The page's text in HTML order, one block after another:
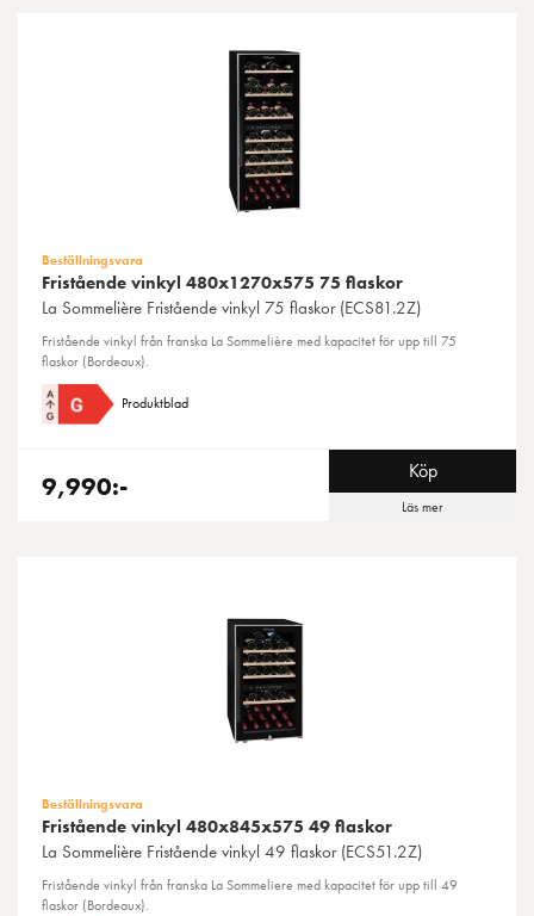
Beställningsvara
Fristående vinkyl 480x1270x575 75 flaskor
La Sommelière Fristående vinkyl 75 flaskor (ECS81.2Z)
Fristående vinkyl från franska La Sommelière med kapacitet för upp till 75
flaskor (Bordeaux).
Produktblad
9,990:- Köp
Läs mer
Beställningsvara
Fristående vinkyl 480x845x575 49 flaskor
La Sommelière Fristående vinkyl 49 flaskor (ECS51.2Z)
Fristående vinkyl från franska La Sommeliere med kapacitet för upp till 49
flaskor (Bordeaux).